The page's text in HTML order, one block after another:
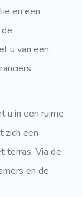
en een
u van een
u in een ruime
zich een
terras. Via de
en de